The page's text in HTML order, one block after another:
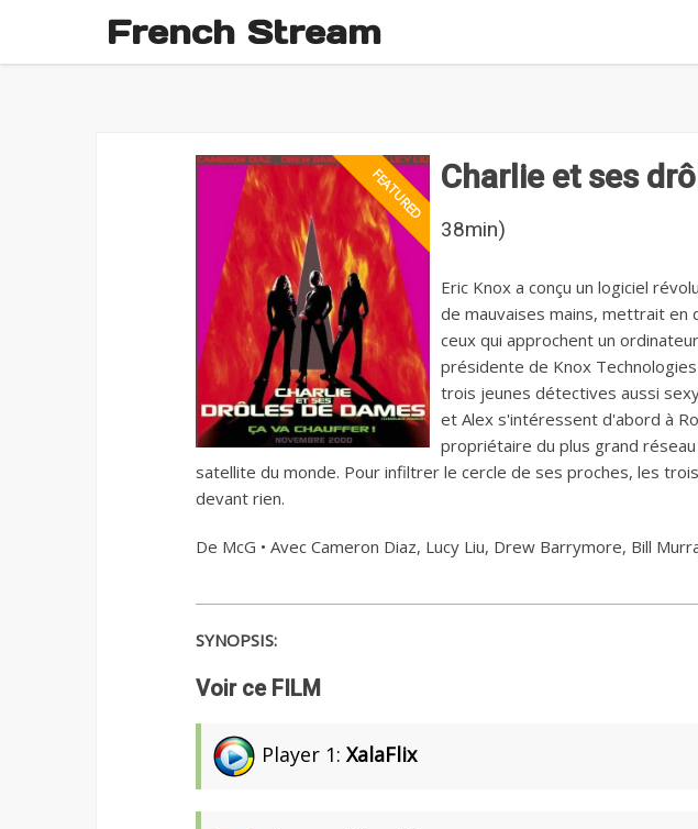
French Stream
Charlie et ses
38min)
Eric Knox a conçu un logiciel
de mauvaises mains, mettrait en
ceux qui approchent un
présidente de Knox
trois jeunes détectives aussi
et Alex s'intéressent d'abord à
propriétaire du plus grand
satellite du monde. Pour infiltrer le cercle de ses proches, les
devant rien.
De McG • Avec Cameron Diaz, Lucy Liu, Drew Barrymore, Bill
SYNOPSIS:
Voir ce FILM
Player 1: XalaFlix